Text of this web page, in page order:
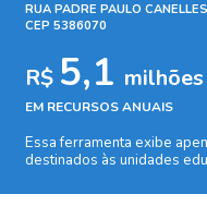
RUA PADRE PAULO
CEP 5386070
R$ 5,1 milhões
EM RECURSOS ANUAIS
Essa ferramenta exibe
destinados às unidades